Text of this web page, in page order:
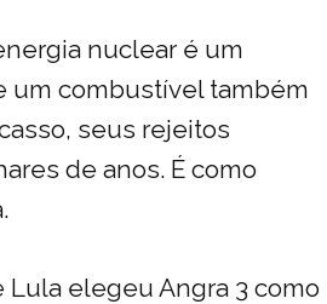
nuclear é um
um combustível também
seus rejeitos
de anos. É como
elegeu Angra 3 como